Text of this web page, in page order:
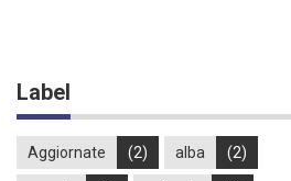
Label
Aggiornate (2) alba (2)